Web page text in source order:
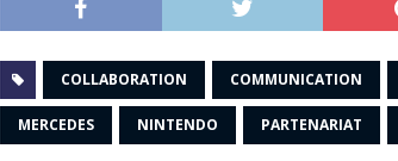
COLLABORATION COMMUNICATION
MERCEDES NINTENDO PARTENARIAT